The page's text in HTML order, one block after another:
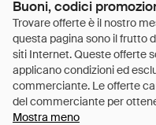
Buoni, codici
Mostra meno